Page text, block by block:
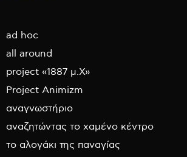
ad hoc
all around
project «1887 μ.Χ»
Project Animizm
αναγνωστήριο
αναζητώντας το χαμένο κέντρο
το αλογάκι της παναγίας